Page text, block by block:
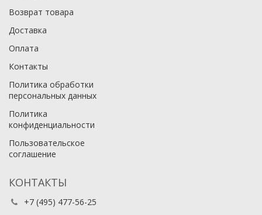
Возврат товара
Доставка
Оплата
Контакты
Политика обработки
персональных данных
Политика
конфиденциальности
Пользовательское
соглашение
КОНТАКТЫ
+7 (495) 477-56-25